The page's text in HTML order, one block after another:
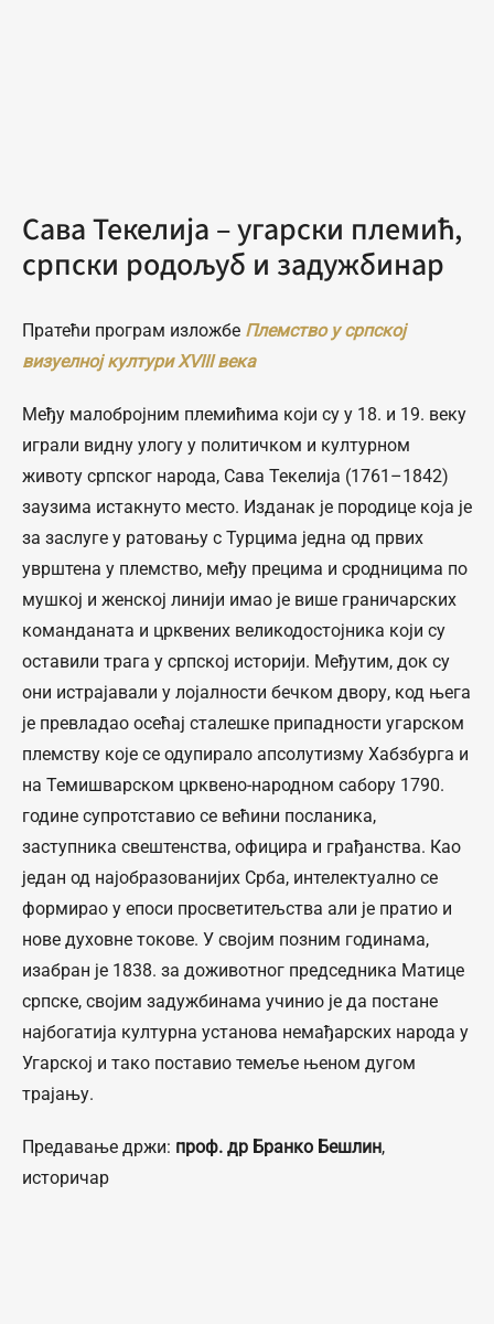
Сава Текелија – угарски племић,
српски родољуб и задужбинар
Пратећи програм изложбе Племство у српској
визуелној култури XVIII века
Међу малобројним племићима који су у 18. и 19. веку
играли видну улогу у политичком и културном
животу српског народа, Сава Текелија (1761–1842)
заузима истакнуто место. Изданак је породице која је
за заслуге у ратовању с Турцима једна од првих
уврштена у племство, међу прецима и сродницима по
мушкој и женској линији имао је више граничарских
команданата и црквених великодостојника који су
оставили трага у српској историји. Међутим, док су
они истрајавали у лојалности бечком двору, код њега
је превладао осећај сталешке припадности угарском
племству које се одупирало апсолутизму Хабзбурга и
на Темишварском црквено-народном сабору 1790.
године супротставио се већини посланика,
заступника свештенства, официра и грађанства. Као
један од најобразованијих Срба, интелектуално се
формирао у епоси просветитељства али је пратио и
нове духовне токове. У својим позним годинама,
изабран је 1838. за доживотног председника Матице
српске, својим задужбинама учинио је да постане
најбогатија културна установа немађарских народа у
Угарској и тако поставио темеље њеном дугом
трајању.
Предавање држи: проф. др Бранко Бешлин,
историчар